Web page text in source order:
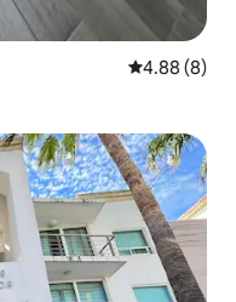
レビュー8件
4.88 (8)